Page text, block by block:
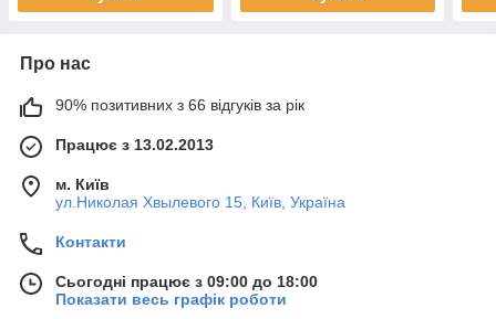
Про нас
90% позитивних з 66 відгуків за рік
Працює з 13.02.2013
м. Київ
ул.Николая Хвылевого 15, Київ, Україна
Контакти
Сьогодні працює з 09:00 до 18:00
Показати весь графік роботи